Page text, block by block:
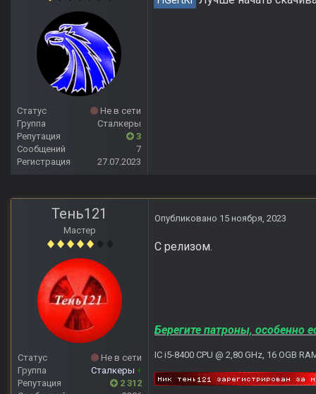
Статус
Не в сети
Группа
Сталкеры
Репутация
3
Сообщений
7
Регистрация
27.07.2023
Тень121
Мастер
Статус
Не в сети
Группа
Сталкеры +
Репутация
2 312
Опубликовано 15 ноября, 2023
С релизом.
Берегите патроны, особенно
IC i5-8400 CPU @ 2,80 GHz, 16 OGB